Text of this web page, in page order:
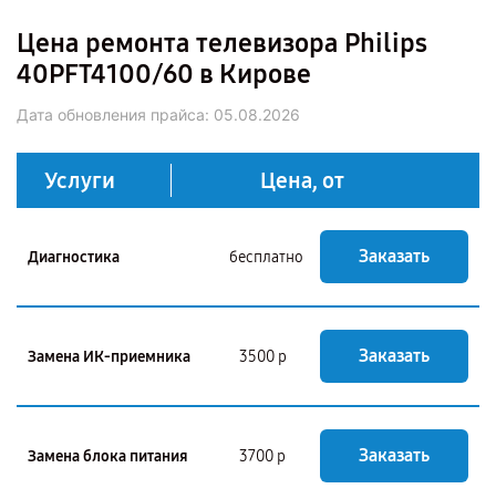
Цена ремонта телевизора Philips
40PFT4100/60 в Кирове
Дата обновления прайса: 05.08.2026
Услуги Цена, от
Диагностика бесплатно Заказать
Замена ИК-приемника 3500 р Заказать
Замена блока питания 3700 р Заказать